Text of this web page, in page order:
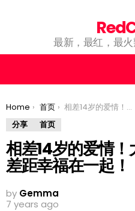
最新，最红，最
You are here:
Home 首页
相差14岁的爱情！大马夫妻克服年龄差距幸福在一起！
分享
首页
相差14岁的爱情
差距幸福在一起！
by Gemma
7 years ago